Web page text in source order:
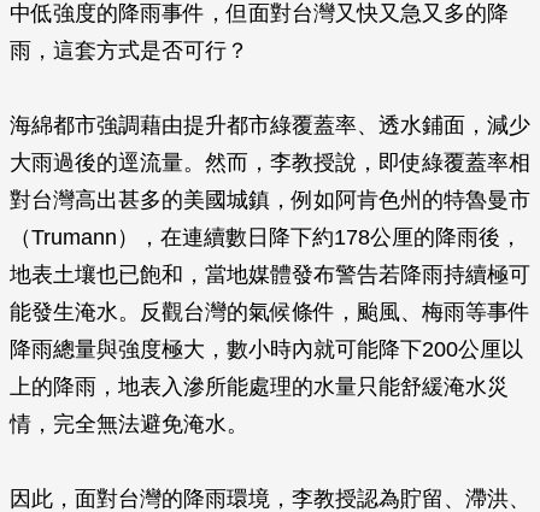
中低強度的降雨事件，但面對台灣又快又急又多的降
雨，這套方式是否可行？
海綿都市強調藉由提升都市綠覆蓋率、透水鋪面，減少
大雨過後的逕流量。然而，李教授說，即使綠覆蓋率相
對台灣高出甚多的美國城鎮，例如阿肯色州的特魯曼市
（Trumann），在連續數日降下約178公厘的降雨後，
地表土壤也已飽和，當地媒體發布警告若降雨持續極可
能發生淹水。反觀台灣的氣候條件，颱風、梅雨等事件
降雨總量與強度極大，數小時內就可能降下200公厘以
上的降雨，地表入滲所能處理的水量只能舒緩淹水災
情，完全無法避免淹水。
因此，面對台灣的降雨環境，李教授認為貯留、滯洪、